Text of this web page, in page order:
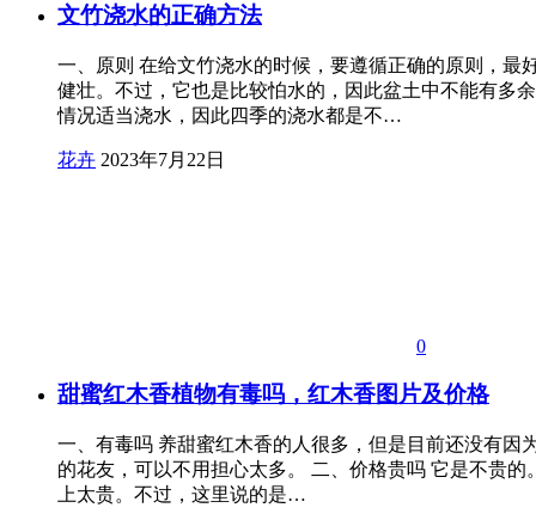
文竹浇水的正确方法
一、原则 在给文竹浇水的时候，要遵循正确的原则，
健壮。不过，它也是比较怕水的，因此盆土中不能有多
情况适当浇水，因此四季的浇水都是不…
花卉 2023年7月22日
0
甜蜜红木香植物有毒吗，红木香图片及价格
一、有毒吗 养甜蜜红木香的人很多，但是目前还没有
的花友，可以不用担心太多。 二、价格贵吗 它是不贵
上太贵。不过，这里说的是…